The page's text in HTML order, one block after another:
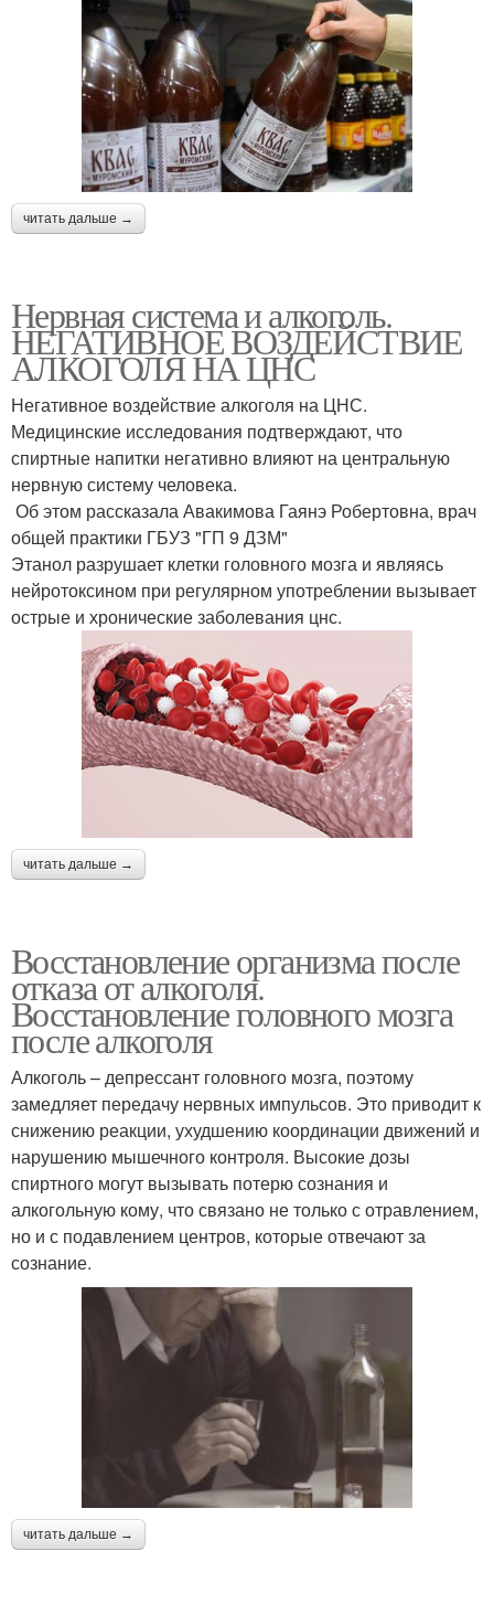
читать дальше →
Нервная система и алкоголь.
НЕГАТИВНОЕ ВОЗДЕЙСТВИЕ
АЛКОГОЛЯ НА ЦНС
Негативное воздействие алкоголя на ЦНС.
Медицинские исследования подтверждают, что
спиртные напитки негативно влияют на центральную
нервную систему человека.
‍ Об этом рассказала Авакимова Гаянэ Робертовна, врач
общей практики ГБУЗ "ГП 9 ДЗМ"
Этанол разрушает клетки головного мозга и являясь
нейротоксином при регулярном употреблении вызывает
острые и хронические заболевания цнс.
читать дальше →
Восстановление организма после
отказа от алкоголя.
Восстановление головного мозга
после алкоголя
Алкоголь – депрессант головного мозга, поэтому
замедляет передачу нервных импульсов. Это приводит к
снижению реакции, ухудшению координации движений и
нарушению мышечного контроля. Высокие дозы
спиртного могут вызывать потерю сознания и
алкогольную кому, что связано не только с отравлением,
но и с подавлением центров, которые отвечают за
сознание.
читать дальше →